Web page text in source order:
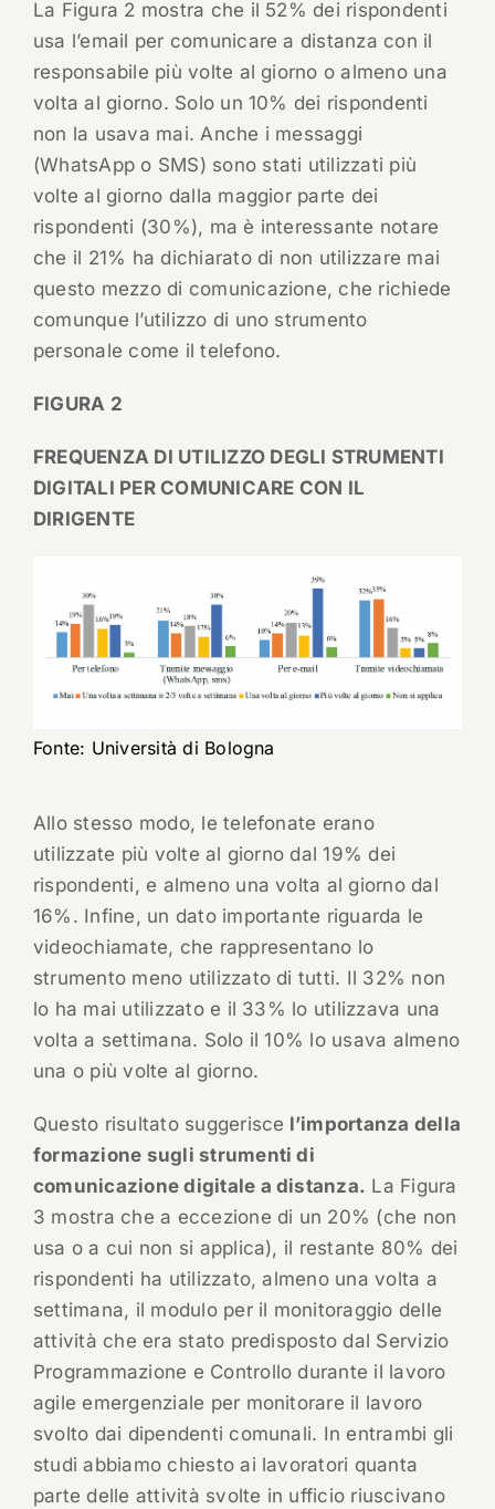
La Figura 2 mostra che il 52% dei rispondenti
usa l’email per comunicare a distanza con il
responsabile più volte al giorno o almeno una
volta al giorno. Solo un 10% dei rispondenti
non la usava mai. Anche i messaggi
(WhatsApp o SMS) sono stati utilizzati più
volte al giorno dalla maggior parte dei
rispondenti (30%), ma è interessante notare
che il 21% ha dichiarato di non utilizzare mai
questo mezzo di comunicazione, che richiede
comunque l’utilizzo di uno strumento
personale come il telefono.
FIGURA 2
FREQUENZA DI UTILIZZO DEGLI STRUMENTI
DIGITALI PER COMUNICARE CON IL
DIRIGENTE
Fonte: Università di Bologna
Allo stesso modo, le telefonate erano
utilizzate più volte al giorno dal 19% dei
rispondenti, e almeno una volta al giorno dal
16%. Infine, un dato importante riguarda le
videochiamate, che rappresentano lo
strumento meno utilizzato di tutti. Il 32% non
lo ha mai utilizzato e il 33% lo utilizzava una
volta a settimana. Solo il 10% lo usava almeno
una o più volte al giorno.
Questo risultato suggerisce l’importanza della
formazione sugli strumenti di
comunicazione digitale a distanza. La Figura
3 mostra che a eccezione di un 20% (che non
usa o a cui non si applica), il restante 80% dei
rispondenti ha utilizzato, almeno una volta a
settimana, il modulo per il monitoraggio delle
attività che era stato predisposto dal Servizio
Programmazione e Controllo durante il lavoro
agile emergenziale per monitorare il lavoro
svolto dai dipendenti comunali. In entrambi gli
studi abbiamo chiesto ai lavoratori quanta
parte delle attività svolte in ufficio riuscivano